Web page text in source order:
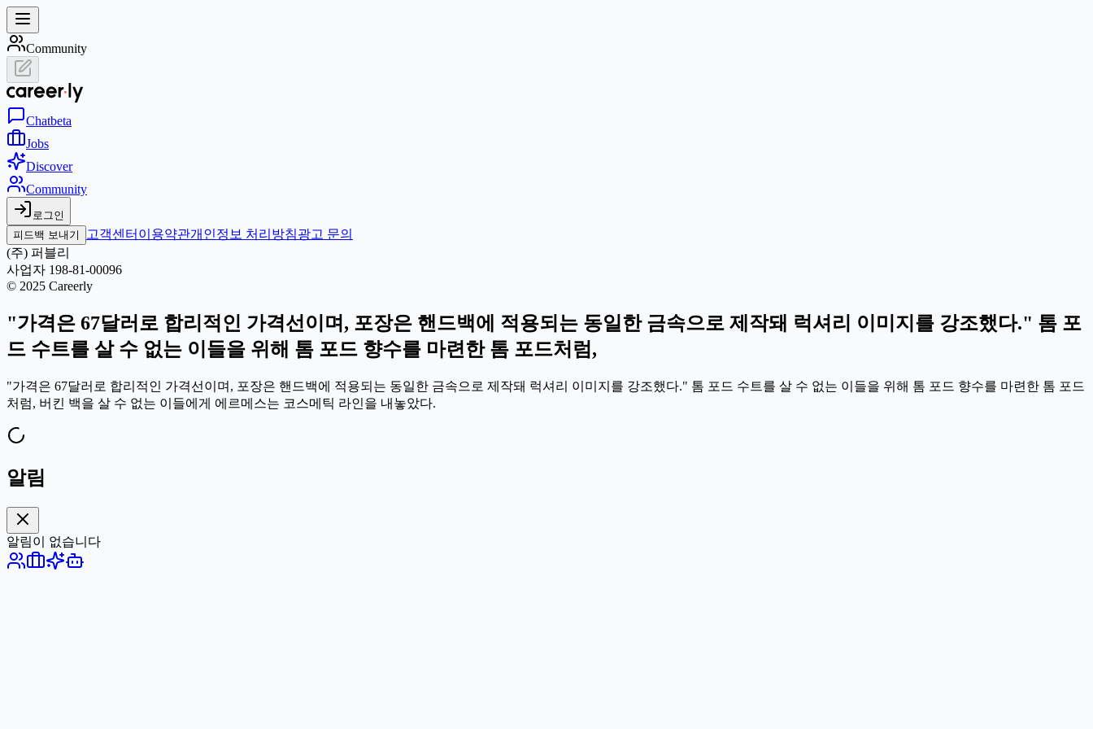
Community
Chatbeta
Jobs
Discover
Community
로그인
피드백 보내기
고객센터 이용약관개인정보 처리방침광고 문의
(주) 퍼블리
사업자 198-81-00096
© 2025 Careerly
"가격은 67달러로 합리적인 가격선이며, 포장은 핸드백에 적용되는 동일한 금속으로 제작돼 럭셔리 이미지를 강조했다." 톰 포
드 수트를 살 수 없는 이들을 위해 톰 포드 향수를 마련한 톰 포드처럼,
"가격은 67달러로 합리적인 가격선이며, 포장은 핸드백에 적용되는 동일한 금속으로 제작돼 럭셔리 이미지를 강조했다." 톰 포드 수트를 살 수 없는 이들을 위해 톰 포드 향수를 마련한 톰 포드
처럼, 버킨 백을 살 수 없는 이들에게 에르메스는 코스메틱 라인을 내놓았다.
알림
알림이 없습니다